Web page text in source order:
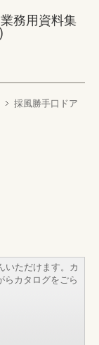
務用資料集
採風勝手口ドア
いただけます。カ
らカタログをごら